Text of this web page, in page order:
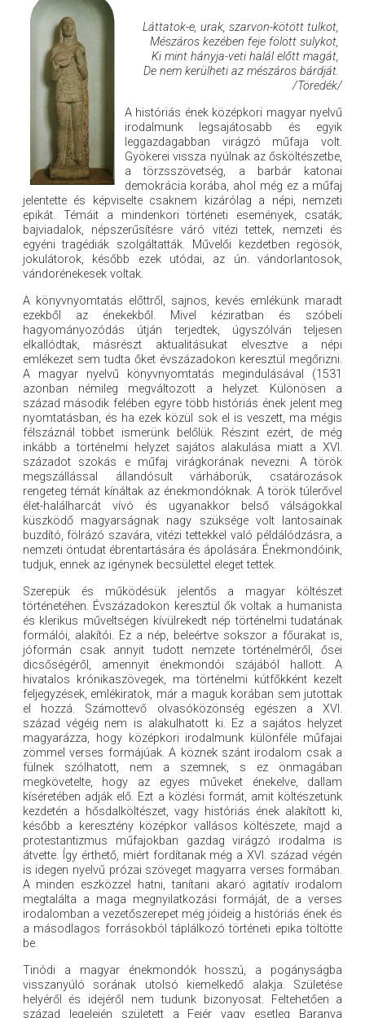
Láttatok-e, urak, szarvon-kötött tulkot,
Mészáros kezében feje fölött sulykot,
Ki mint hányja-veti halál előtt magát,
De nem kerülheti az mészáros bárdját.
/Töredék/
A históriás ének középkori magyar nyelvű
irodalmunk legsajátosabb és egyik
leggazdagabban virágzó műfaja volt.
Gyökerei vissza nyúlnak az ősköltészetbe,
a törzsszövetség, a barbár katonai
demokrácia korába, ahol még ez a műfaj
jelentette és képviselte csaknem kizárólag a népi, nemzeti
epikát. Témáit a mindenkori történeti események, csaták;
bajviadalok, népszerűsítésre váró vitézi tettek, nemzeti és
egyéni tragédiák szolgáltatták. Művelői kezdetben regösök,
jokulátorok, később ezek utódai, az ún. vándorlantosok,
vándorénekesek voltak.
A könyvnyomtatás előttről, sajnos, kevés emlékünk maradt
ezekből az énekekből. Mivel kéziratban és szóbeli
hagyományozódás útján terjedtek, úgyszólván teljesen
elkallódtak, másrészt aktualitásukat elvesztve a népi
emlékezet sem tudta őket évszázadokon keresztül megőrizni.
A magyar nyelvű könyvnyomtatás megindulásával (1531
azonban némileg megváltozott a helyzet. Különösen a
század második felében egyre több históriás ének jelent meg
nyomtatásban, és ha ezek közül sok el is veszett, ma mégis
félszáznál többet ismerünk belőlük. Részint ezért, de még
inkább a történelmi helyzet sajátos alakulása miatt a XVI.
századot szokás e műfaj virágkorának nevezni. A török
megszállással állandósult várháborúk, csatározások
rengeteg témát kínáltak az énekmondóknak. A török túlerővel
élet-halálharcát vívó és ugyanakkor belső válságokkal
küszködő magyarságnak nagy szüksége volt lantosainak
buzdító, fölrázó szavára, vitézi tettekkel való példálódzásra, a
nemzeti öntudat ébrentartására és ápolására. Énekmondóink,
tudjuk, ennek az igénynek becsülettel eleget tettek.
Szerepük és működésük jelentős a magyar költészet
történetéhen. Évszázadokon keresztül ők voltak a humanista
és klerikus műveltségen kívülrekedt nép történelmi tudatának
formálói, alakítói. Ez a nép, beleértve sokszor a főurakat is,
jóformán csak annyit tudott nemzete történelméről, ősei
dicsőségéről, amennyit énekmondói szájából hallott. A
hivatalos krónikaszövegek, ma történelmi kútfőkként kezelt
feljegyzések, emlékiratok, már a maguk korában sem jutottak
el hozzá. Számottevő olvasóközönség egészen a XVI.
század végéig nem is alakulhatott ki. Ez a sajátos helyzet
magyarázza, hogy középkori irodalmunk különféle műfajai
zömmel verses formájúak. A köznek szánt irodalom csak a
fülnek szólhatott, nem a szemnek, s ez önmagában
megkövetelte, hogy az egyes műveket énekelve, dallam
kíséretében adják elő. Ezt a közlési formát, amit költészetünk
kezdetén a hősdalköltészet, vagy históriás ének alakított ki,
később a keresztény középkor vallásos költészete, majd a
protestantizmus műfajokban gazdag virágzó irodalma is
átvette. Így érthető, miért fordítanak még a XVI. század végén
is idegen nyelvű prózai szöveget magyarra verses formában.
A minden eszközzel hatni, tanítani akaró agitatív irodalom
megtalálta a maga megnyilatkozási formáját, de a verses
irodalomban a vezetőszerepet még jóideig a históriás ének és
a másodlagos forrásokból táplálkozó történeti epika töltötte
be.
Tinódi a magyar énekmondók hosszú, a pogányságba
visszanyúló sorának utolsó kiemelkedő alakja. Születése
helyéről és idejéről nem tudunk bizonyosat. Feltehetően a
század legelején született a Fejér vagy esetleg Baranya